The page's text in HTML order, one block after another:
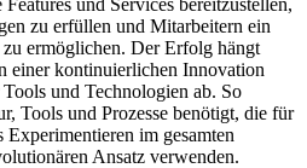
und Services bereitzustellen,
zu erfüllen und Mitarbeitern ein
ermöglichen. Der Erfolg hängt
einer kontinuierlichen Innovation
und Technologien ab. So
Tools und Prozesse benötigt, die für
im gesamten
Ansatz verwenden.